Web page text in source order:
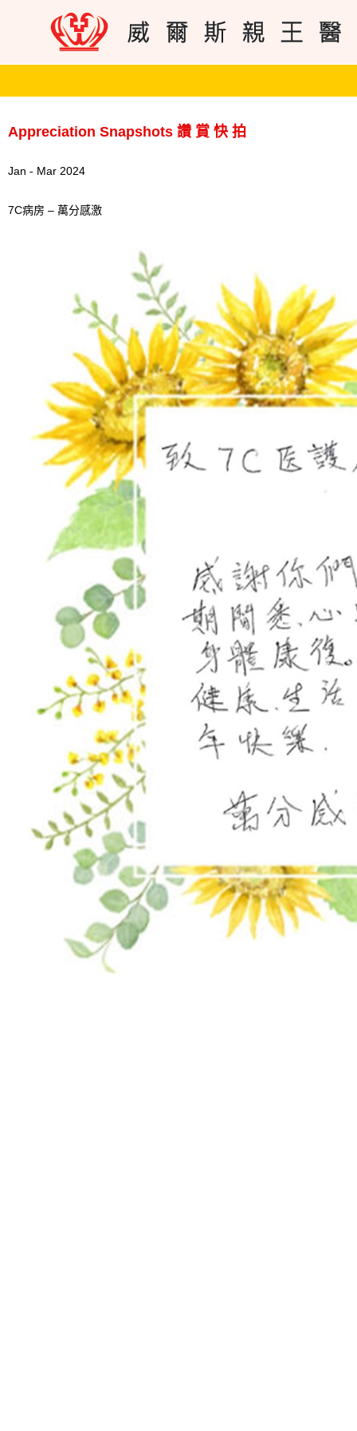
Appreciation Snapshots 讚 賞 快 拍
Jan - Mar 2024
7C病房 – 萬分感激